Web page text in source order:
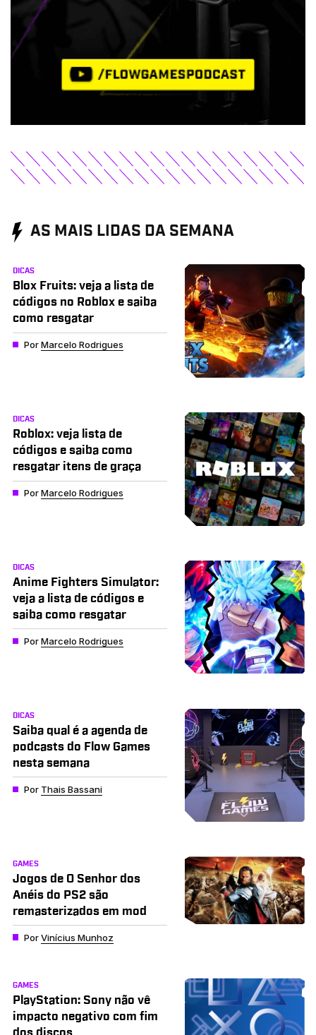
AS MAIS LIDAS DA SEMANA
DICAS
Blox Fruits: veja a lista de
códigos no Roblox e saiba
como resgatar
PorMarcelo Rodrigues
DICAS
Roblox: veja lista de
códigos e saiba como
resgatar itens de graça
PorMarcelo Rodrigues
DICAS
Anime Fighters Simulator:
veja a lista de códigos e
saiba como resgatar
PorMarcelo Rodrigues
DICAS
Saiba qual é a agenda de
podcasts do Flow Games
nesta semana
Por Thais Bassani
GAMES
Jogos de O Senhor dos
Anéis do PS2 são
remasterizados em mod
PorVinícius Munhoz
GAMES
PlayStation: Sony não vê
impacto negativo com fim